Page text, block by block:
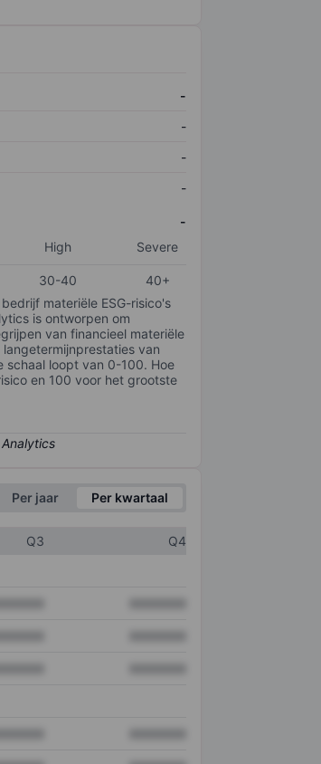
-
-
-
-
-
High Severe
30-40
40+
materiële ESG-risico's
is ontworpen om
van financieel materiële
van
schaal loopt van 0-100. Hoe
en 100 voor het grootste
Per jaar Per kwartaal
Q3
Q4